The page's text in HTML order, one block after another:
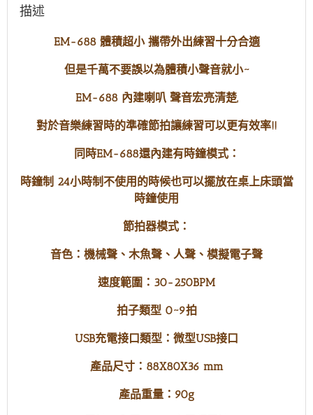
描述
EM-688 體積超小 攜帶外出練習十分合適
但是千萬不要誤以為體積小聲音就小~
EM-688 內建喇叭 聲音宏亮清楚,
對於音樂練習時的準確節拍讓練習可以更有效率!!
同時EM-688還內建有時鐘模式：
時鐘制 24小時制不使用的時候也可以擺放在桌上床頭當
時鐘使用
節拍器模式：
音色：機械聲、木魚聲、人聲、模擬電子聲
速度範圍：30-250BPM
拍子類型 0~9拍
USB充電接口類型：微型USB接口
產品尺寸：88X80X36 mm
產品重量：90g